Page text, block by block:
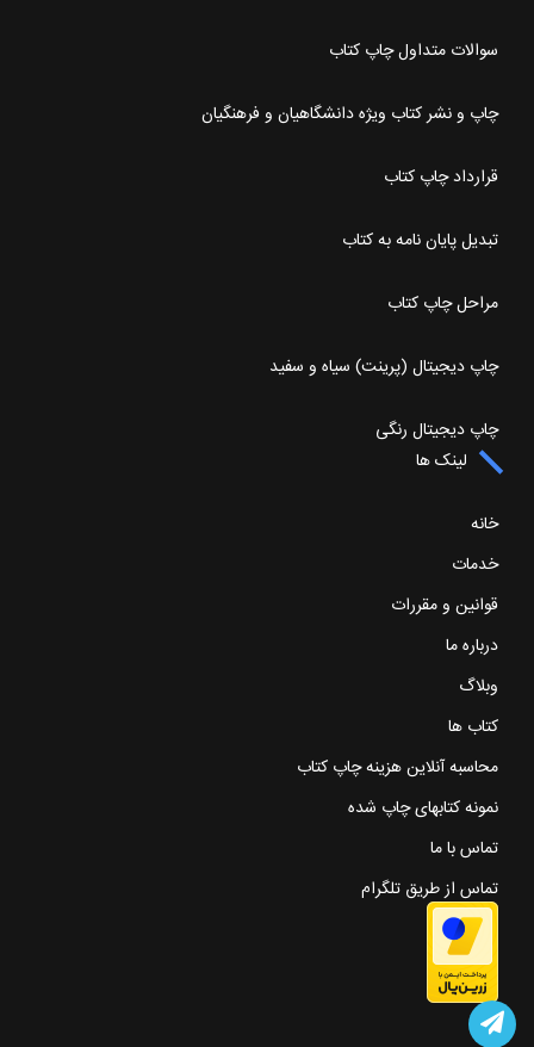
سوالات متداول چاپ کتاب
چاپ و نشر کتاب ویژه دانشگاهیان و فرهنگیان
قرارداد چاپ کتاب
تبدیل پایان نامه به کتاب
مراحل چاپ کتاب
چاپ دیجیتال (پرینت) سیاه و سفید
چاپ دیجیتال رنگی
لینک ها
خانه
خدمات
قوانین و مقررات
درباره ما
وبلاگ
کتاب ها
محاسبه آنلاین هزینه چاپ کتاب
نمونه کتابهای چاپ شده
تماس با ما
تماس از طریق تلگرام